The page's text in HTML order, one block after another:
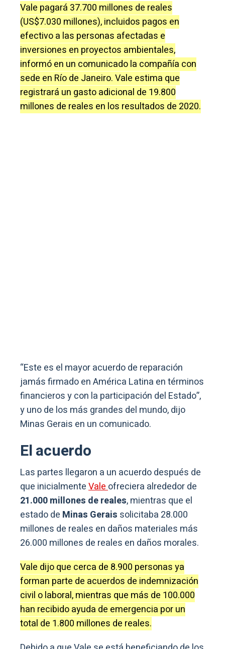
Vale pagará 37.700 millones de reales
(US$7.030 millones), incluidos pagos en
efectivo a las personas afectadas e
inversiones en proyectos ambientales,
informó en un comunicado la compañía con
sede en Río de Janeiro. Vale estima que
registrará un gasto adicional de 19.800
millones de reales en los resultados de 2020.
“Este es el mayor acuerdo de reparación
jamás firmado en América Latina en términos
financieros y con la participación del Estado”,
y uno de los más grandes del mundo, dijo
Minas Gerais en un comunicado.
El acuerdo
Las partes llegaron a un acuerdo después de
que inicialmenteValeofreciera alrededor de
21.000 millones de reales, mientras que el
estado de Minas Gerais solicitaba 28.000
millones de reales en daños materiales más
26.000 millones de reales en daños morales.
Vale dijo que cerca de 8.900 personas ya
forman parte de acuerdos de indemnización
civil o laboral, mientras que más de 100.000
han recibido ayuda de emergencia por un
total de 1.800 millones de reales.